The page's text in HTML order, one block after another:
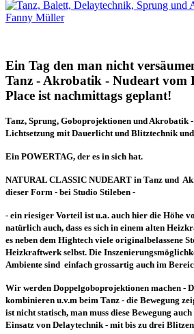
Ein Tag den man nicht
Tanz - Akrobatik - Nudeart vom
Place ist nachmittags geplant!
Tanz, Sprung, Goboprojektionen und Akrobatik -
Lichtsetzung mit Dauerlicht und Blitztechnik
Ein POWERTAG, der es in sich hat.
NATURAL CLASSIC NUDEART in Tanz und
dieser Form - bei Studio Stileben -
- ein riesiger Vorteil ist u.a. auch hier die Höhe
natürlich auch, dass es sich in einem alten
es neben dem Hightech viele originalbelassene
Heizkraftwerk selbst. Die
Ambiente sind einfach grossartig auch im
Wir werden Doppelgoboprojektionen machen -
kombinieren u.v.m beim Tanz - die Bewegung
ist nicht statisch, man muss diese Bewegung
Einsatz von Delaytechnik - mit bis zu drei